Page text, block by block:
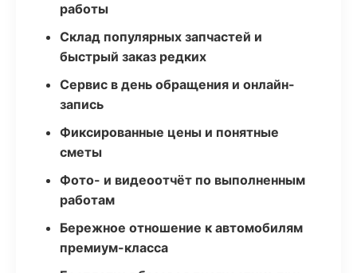
работы
Склад популярных запчастей и
быстрый заказ редких
Сервис в день обращения и онлайн-
запись
Фиксированные цены и понятные
сметы
Фото- и видеоотчёт по выполненным
работам
Бережное отношение к автомобилям
премиум-класса